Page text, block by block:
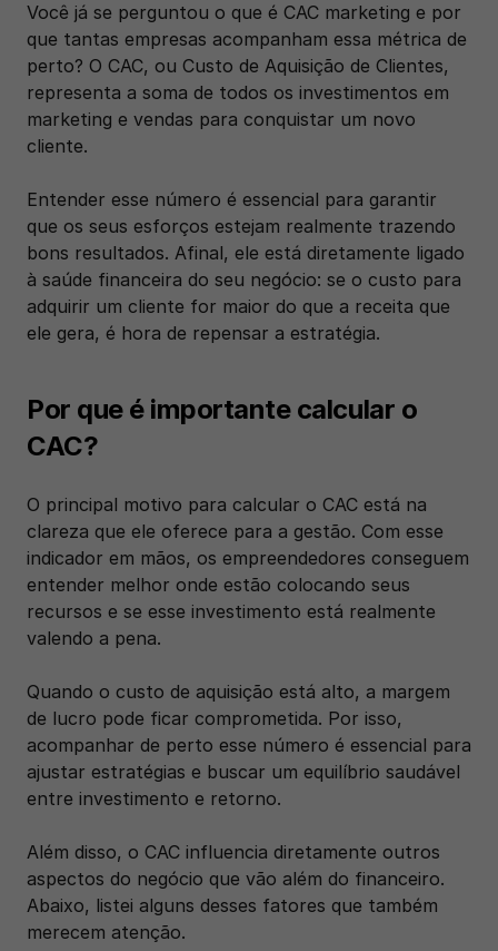
Você já se perguntou o que é CAC marketing e por
que tantas empresas acompanham essa métrica de
perto? O CAC, ou Custo de Aquisição de Clientes,
representa a soma de todos os investimentos em
marketing e vendas para conquistar um novo
cliente.
Entender esse número é essencial para garantir
que os seus esforços estejam realmente trazendo
bons resultados. Afinal, ele está diretamente ligado
à saúde financeira do seu negócio: se o custo para
adquirir um cliente for maior do que a receita que
ele gera, é hora de repensar a estratégia.
Por que é importante calcular o
CAC?
O principal motivo para calcular o CAC está na
clareza que ele oferece para a gestão. Com esse
indicador em mãos, os empreendedores conseguem
entender melhor onde estão colocando seus
recursos e se esse investimento está realmente
valendo a pena.
Quando o custo de aquisição está alto, a margem
de lucro pode ficar comprometida. Por isso,
acompanhar de perto esse número é essencial para
ajustar estratégias e buscar um equilíbrio saudável
entre investimento e retorno.
Além disso, o CAC influencia diretamente outros
aspectos do negócio que vão além do financeiro.
Abaixo, listei alguns desses fatores que também
merecem atenção.